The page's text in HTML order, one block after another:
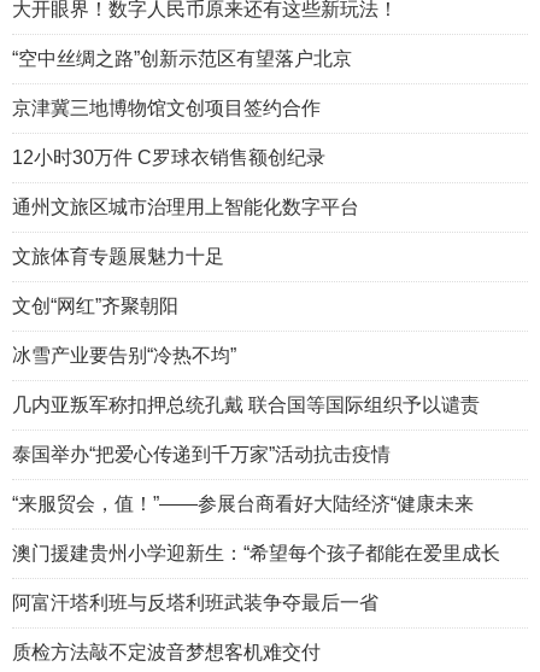
大开眼界！数字人民币原来还有这些新玩法！
“空中丝绸之路”创新示范区有望落户北京
京津冀三地博物馆文创项目签约合作
12小时30万件 C罗球衣销售额创纪录
通州文旅区城市治理用上智能化数字平台
文旅体育专题展魅力十足
文创“网红”齐聚朝阳
冰雪产业要告别“冷热不均”
几内亚叛军称扣押总统孔戴 联合国等国际组织予以谴责
泰国举办“把爱心传递到千万家”活动抗击疫情
“来服贸会，值！”——参展台商看好大陆经济“健康未来
澳门援建贵州小学迎新生：“希望每个孩子都能在爱里成长
阿富汗塔利班与反塔利班武装争夺最后一省
质检方法敲不定波音梦想客机难交付